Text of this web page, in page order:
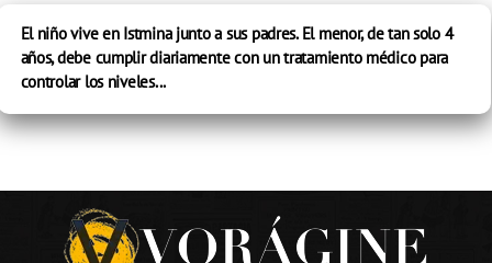
El niño vive en Istmina junto a sus padres. El menor, de tan solo 4
años, debe cumplir diariamente con un tratamiento médico para
controlar los niveles...